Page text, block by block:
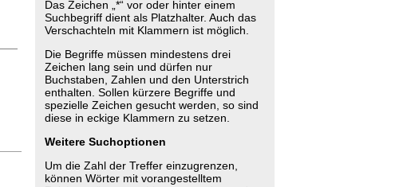
Das Zeichen „*“ vor oder hinter einem
Suchbegriff dient als Platzhalter. Auch das
Verschachteln mit Klammern ist möglich.
Die Begriffe müssen mindestens drei
Zeichen lang sein und dürfen nur
Buchstaben, Zahlen und den Unterstrich
enthalten. Sollen kürzere Begriffe und
spezielle Zeichen gesucht werden, so sind
diese in eckige Klammern zu setzen.
Weitere Suchoptionen
Um die Zahl der Treffer einzugrenzen,
können Wörter mit vorangestelltem